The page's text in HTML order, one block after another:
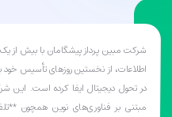
شرکت مبین پرداز پیشگامان با بیش از
اطلاعات، از نخستین روزهای تأسیس خود
در تحول دیجیتال ایفا کرده است. این
مبتنی بر فناوری‌های نوین همچون